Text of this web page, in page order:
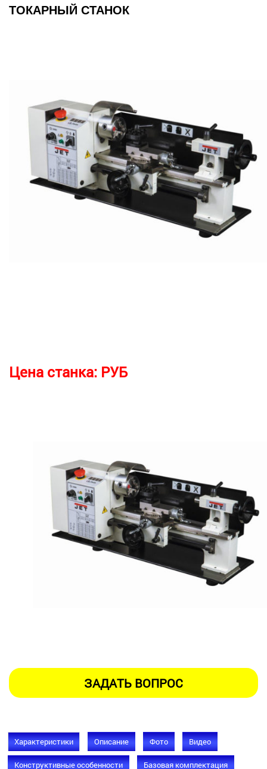
ТОКАРНЫЙ СТАНОК
Цена станка: РУБ
Характеристики Описание Фото Видео
Конструктивные особенности Базовая комплектация